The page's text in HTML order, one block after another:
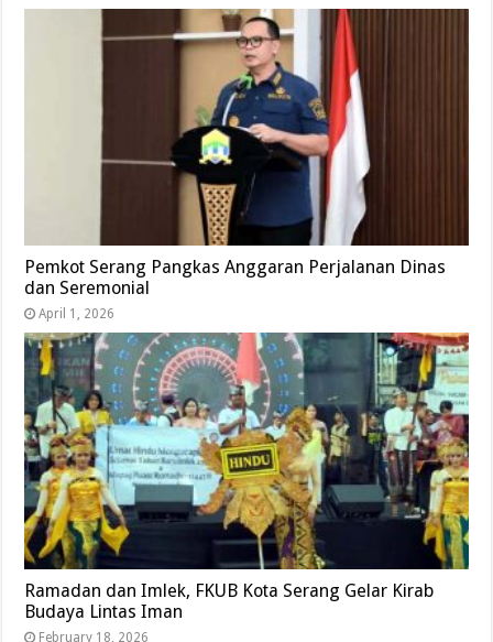
Pemkot Serang Pangkas Anggaran Perjalanan Dinas
dan Seremonial
April 1, 2026
Ramadan dan Imlek, FKUB Kota Serang Gelar Kirab
Budaya Lintas Iman
February 18, 2026